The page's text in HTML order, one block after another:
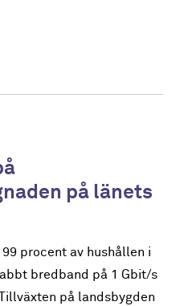
på länets
99 procent av hushållen i
bredband på 1 Gbit/s
på landsbygden